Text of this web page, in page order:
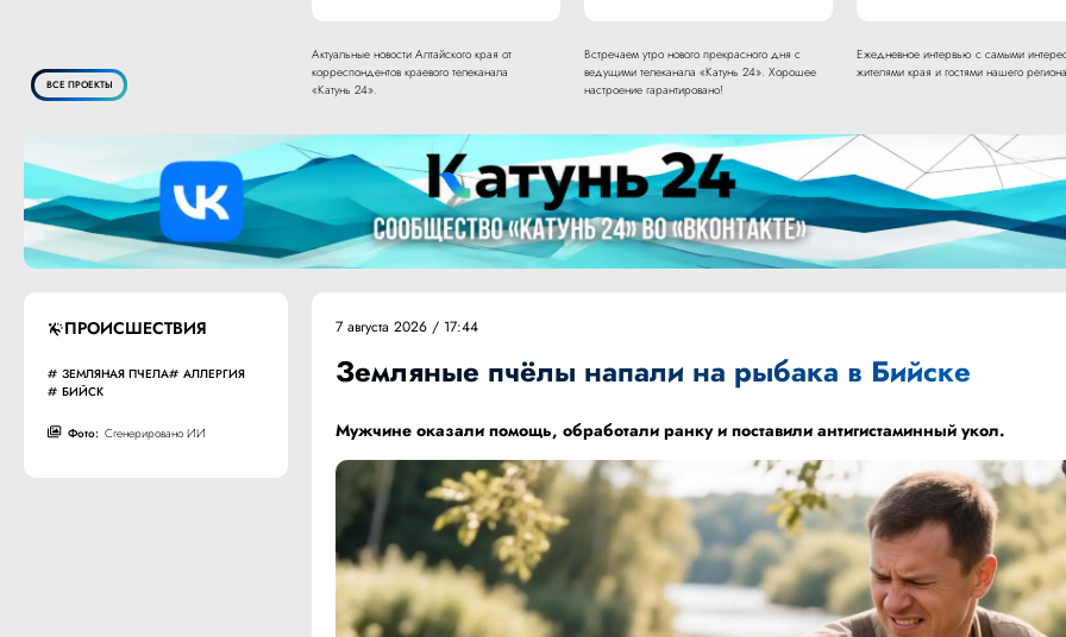
ВСЕ ПРОЕКТЫ
Актуальные новости Алтайского края от
корреспондентов краевого телеканала
«Катунь 24».
Встречаем утро нового прекрасного дня с
ведущими телеканала «Катунь 24». Хорошее
настроение гарантировано!
Ежедневное интервью с самыми
жителями края и гостями нашего
ПРОИСШЕСТВИЯ
ЗЕМЛЯНАЯ ПЧЕЛА
АЛЛЕРГИЯ
БИЙСК
Фото: Сгенерировано ИИ
7 августа 2026 / 17:44
Земляные пчёлы напали на рыбака в Бийске
Мужчине оказали помощь, обработали ранку и поставили антигистаминный укол.